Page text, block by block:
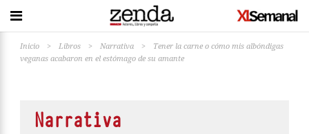
Inicio > Libros > Narrativa >
Tener la carne o cómo mis albóndigas
veganas acabaron en el estómago de su amante
Narrativa